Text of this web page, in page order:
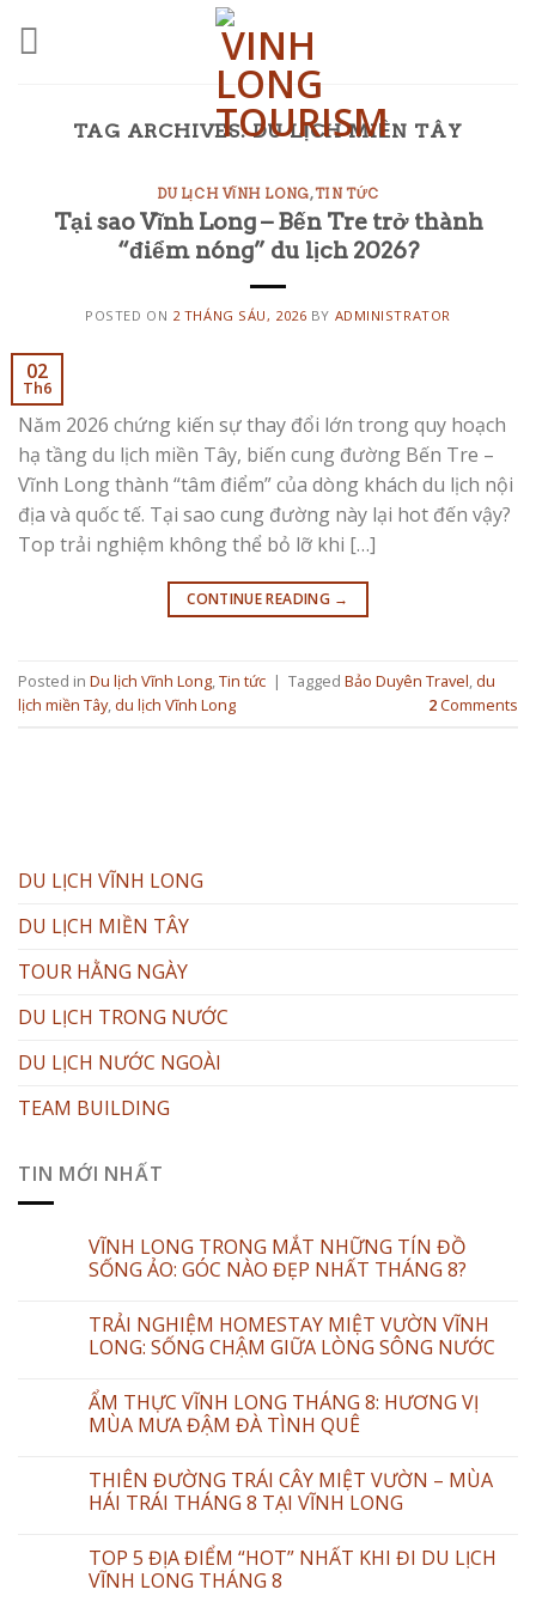
TAG ARCHIVES:DU LỊCH MIỀN TÂY
DU LỊCH VĨNH LONG,TIN TỨC
Tại sao Vĩnh Long – Bến Tre trở thành
“điểm nóng” du lịch 2026?
POSTED ON 2 THÁNG SÁU, 2026 BY ADMINISTRATOR
02
Th6
Năm 2026 chứng kiến sự thay đổi lớn trong quy hoạch
hạ tầng du lịch miền Tây, biến cung đường Bến Tre –
Vĩnh Long thành “tâm điểm” của dòng khách du lịch nội
địa và quốc tế. Tại sao cung đường này lại hot đến vậy?
Top trải nghiệm không thể bỏ lỡ khi […]
CONTINUE READING →
Posted in Du lịch Vĩnh Long,Tin tức | Tagged Bảo Duyên Travel, du
lịch miền Tây, du lịch Vĩnh Long 2Comments
DU LỊCH VĨNH LONG
DU LỊCH MIỀN TÂY
TOUR HẰNG NGÀY
DU LỊCH TRONG NƯỚC
DU LỊCH NƯỚC NGOÀI
TEAM BUILDING
TIN MỚI NHẤT
VĨNH LONG TRONG MẮT NHỮNG TÍN ĐỒ
SỐNG ẢO: GÓC NÀO ĐẸP NHẤT THÁNG 8?
TRẢI NGHIỆM HOMESTAY MIỆT VƯỜN VĨNH
LONG: SỐNG CHẬM GIỮA LÒNG SÔNG NƯỚC
ẨM THỰC VĨNH LONG THÁNG 8: HƯƠNG VỊ
MÙA MƯA ĐẬM ĐÀ TÌNH QUÊ
THIÊN ĐƯỜNG TRÁI CÂY MIỆT VƯỜN – MÙA
HÁI TRÁI THÁNG 8 TẠI VĨNH LONG
TOP 5 ĐỊA ĐIỂM “HOT” NHẤT KHI ĐI DU LỊCH
VĨNH LONG THÁNG 8